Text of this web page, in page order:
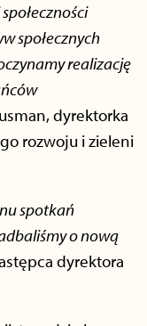
społecznych
realizację
dyrektorka
rozwoju i zieleni
spotkań
o nową
dyrektora